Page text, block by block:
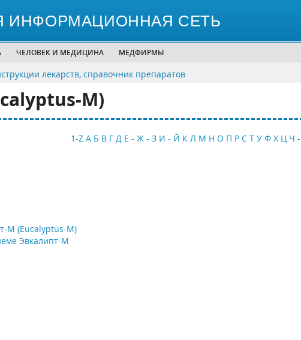
ИНФОРМАЦИОННАЯ СЕТЬ
ЧЕЛОВЕК И МЕДИЦИНА МЕДФИРМЫ
лекарств, справочник препаратов
M)
1-Z А Б В Г Д Е - Ж - З И - Й К Л М Н О П Р С Т У Ф Х Ц Ч
М (Eucalyptus-M)
Эвкалипт-М